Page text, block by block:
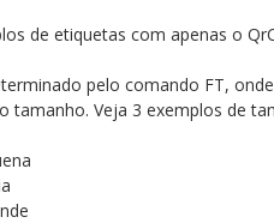
de etiquetas com apenas o
pelo comando FT,
tamanho. Veja 3 exemplos de